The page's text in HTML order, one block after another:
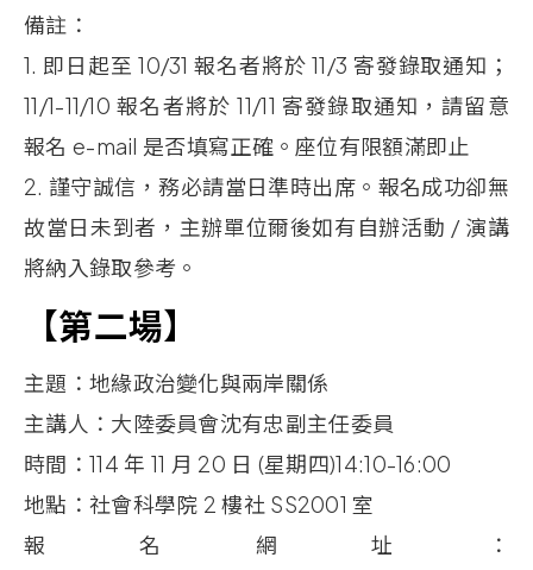
備註：
1. 即日起至 10/31 報名者將於 11/3 寄發錄取通知；
11/1-11/10 報名者將於 11/11 寄發錄取通知，請留意
報名 e-mail 是否填寫正確。座位有限額滿即止
2. 謹守誠信，務必請當日準時出席。報名成功卻無
故當日未到者，主辦單位爾後如有自辦活動 / 演講
將納入錄取參考。
【第二場】
主題：地緣政治變化與兩岸關係
主講人：大陸委員會沈有忠副主任委員
時間：114 年 11 月 20 日 (星期四)14:10-16:00
地點：社會科學院 2 樓社 SS2001 室
報名網址：